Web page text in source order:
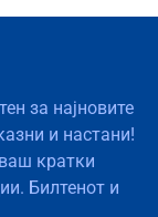
за најновите
и настани!
кратки
Билтенот и